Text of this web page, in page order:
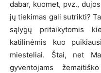
dabar, kuomet, pvz.,
jų tiekimas gali sutrikti?
sąlygų pritaikytomis
katilinėmis kuo
miesteliai. Štai, net
gyventojams